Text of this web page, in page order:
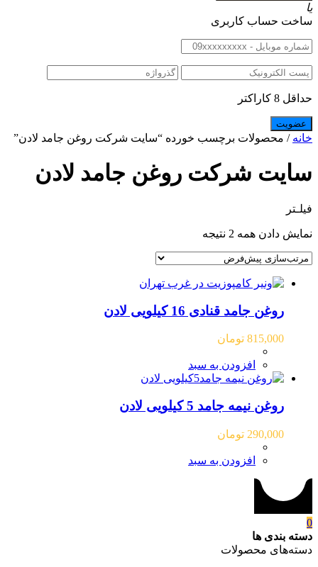
یا
ساخت حساب کاربری
حداقل 8 کاراکتر
خانه / محصولات برچسب خورده “سایت شرکت روغن جامد لادن”
سایت شرکت روغن جامد لادن
فیلـتر
نمایش دادن همه 2 نتیجه
روغن جامد قنادی 16 کیلویی لادن
815,000 تومان
افزودن به سبد
روغن نیمه جامد 5 کیلویی لادن
290,000 تومان
افزودن به سبد
0
دسته بندی ها
دسته‌های محصولات